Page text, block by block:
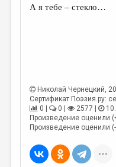
ОБЪЯВЛЕНИЯ
МАЛАЯ ПРОЗА
ЭССЕИСТИКА
КУЛЬТУРОВЕДЕНИЕ
А я тебе – стекло…
Николай Чернецкий,
Сертификат Поэзия.ру:
0 |
0 | 2577 |
Произведение оценили
Произведение оценили (-